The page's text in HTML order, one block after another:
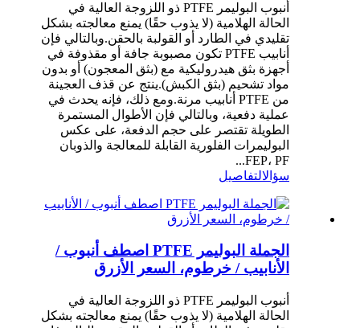
أنبوب البوليمر PTFE ذو اللزوجة العالية في
الحالة الهلامية (لا يذوب حقًا) يمنع معالجته بشكل
تقليدي في الطارد أو القولبة بالحقن.وبالتالي فإن
أنابيب PTFE تكون مصبوبة جافة أو مقذوفة في
أجهزة بثق هيدروليكية مع (بثق المعجون) أو بدون
مواد تشحيم (بثق الكبش).ينتج عن قذف العجينة
من PTFE أنابيب مرنة.ومع ذلك، فإنه يحدث في
عملية دفعية، وبالتالي فإن الأطوال المستمرة
الطويلة تقتصر على حجم الدفعة، على عكس
البوليمرات الفلورية القابلة للمعالجة والذوبان
FEP، PF...
سؤالالتفاصيل
الجملة البوليمر PTFE اصطف أنبوب /
الأنابيب / خرطوم، السعر الأزرق
أنبوب البوليمر PTFE ذو اللزوجة العالية في
الحالة الهلامية (لا يذوب حقًا) يمنع معالجته بشكل